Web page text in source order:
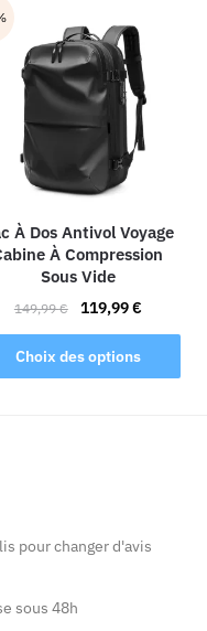
variations.
Les
options
peuvent
être
choisies
sur
la
page
du
produit
À Dos Antivol Voyage
À Compression
Sous Vide
149,99€
Le
prix
initial
était :
119,99€Le
prix
actuel
est :
Choix des options
Ce
produit
être
sur
pour changer d'avis
sous 48h